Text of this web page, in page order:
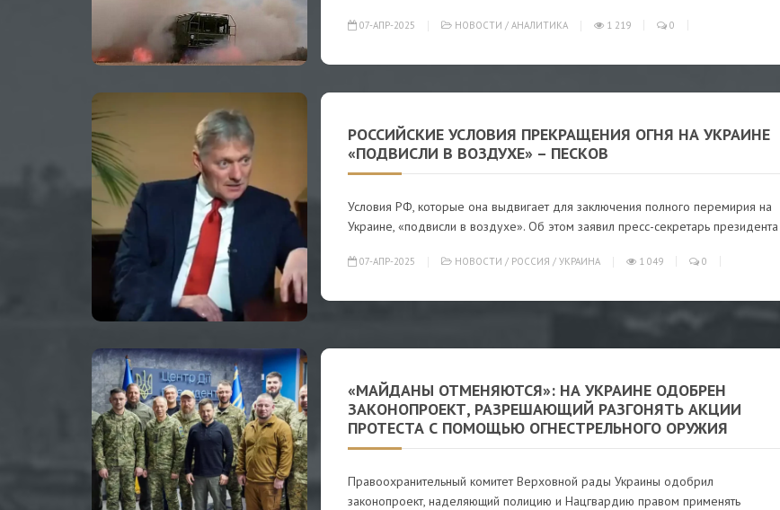
07-АПР-2025 НОВОСТИ / АНАЛИТИКА 1 219 0
РОССИЙСКИЕ УСЛОВИЯ ПРЕКРАЩЕНИЯ ОГНЯ НА УКРАИНЕ
«ПОДВИСЛИ В ВОЗДУХЕ» – ПЕСКОВ
Условия РФ, которые она выдвигает для заключения полного перемирия на
Украине, «подвисли в воздухе». Об этом заявил пресс-секретарь президента
07-АПР-2025 НОВОСТИ / РОССИЯ / УКРАИНА 1 049 0
«МАЙДАНЫ ОТМЕНЯЮТСЯ»: НА УКРАИНЕ ОДОБРЕН
ЗАКОНОПРОЕКТ, РАЗРЕШАЮЩИЙ РАЗГОНЯТЬ АКЦИИ
ПРОТЕСТА С ПОМОЩЬЮ ОГНЕСТРЕЛЬНОГО ОРУЖИЯ
Правоохранительный комитет Верховной рады Украины одобрил
законопроект, наделяющий полицию и Нацгвардию правом применять